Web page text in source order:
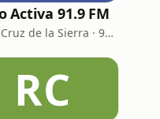
Activa 91.9 FM
Santa Cruz de la Sierra · 91.9 FM
RC